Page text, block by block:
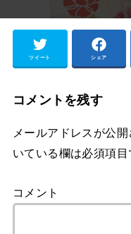
ツイート シェア
コメントを残す
メールアドレスが公
いている欄は必須項目
コメント